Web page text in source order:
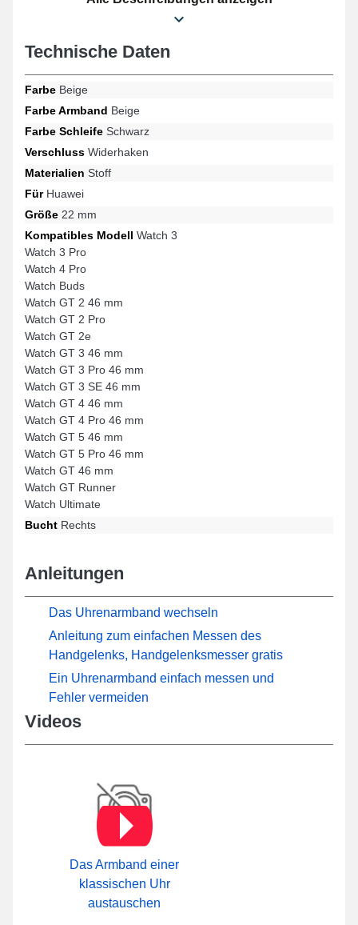
Technische Daten
Farbe Beige
Farbe Armband Beige
Farbe Schleife Schwarz
Verschluss Widerhaken
Materialien Stoff
FürHuawei
Größe 22 mm
Kompatibles Modell Watch 3
Watch 3 Pro
Watch 4 Pro
Watch Buds
Watch GT 2 46 mm
Watch GT 2 Pro
Watch GT 2e
Watch GT 3 46 mm
Watch GT 3 Pro 46 mm
Watch GT 3 SE 46 mm
Watch GT 4 46 mm
Watch GT 4 Pro 46 mm
Watch GT 5 46 mm
Watch GT 5 Pro 46 mm
Watch GT 46 mm
Watch GT Runner
Watch Ultimate
Bucht Rechts
Anleitungen
Das Uhrenarmband wechseln
Anleitung zum einfachen Messen des
Handgelenks, Handgelenksmesser gratis
Ein Uhrenarmband einfach messen und
Fehler vermeiden
Videos
Das Armband einer
klassischen Uhr
austauschen